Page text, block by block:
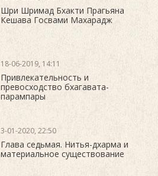
Шри Шримад Бхакти Прагьяна
Кешава Госвами Махарадж
18-06-2019, 14:11
Привлекательность и
превосходство бхагавата-
парампары
3-01-2020, 22:50
Глава седьмая. Нитья-дхарма и
материальное существование